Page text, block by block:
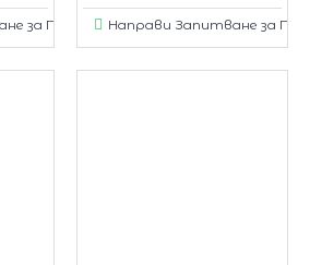
за ПродуктНаправи Запитване за